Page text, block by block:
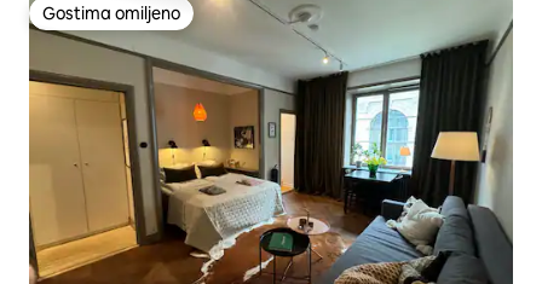
Gostima omiljeno
Gostima omiljeno